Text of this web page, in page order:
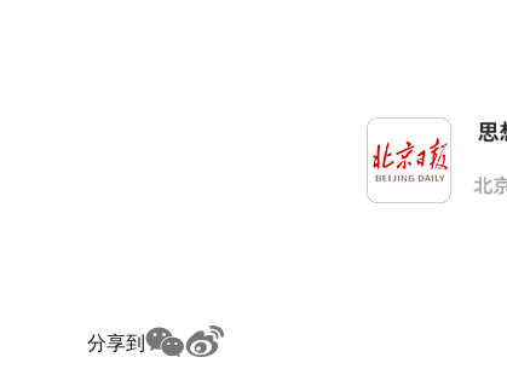
分享到